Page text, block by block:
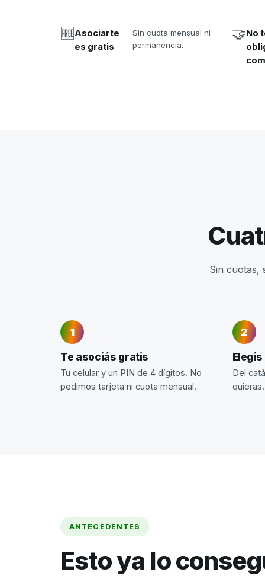
🆓Asociarte
es gratis
Sin cuota mensual ni
permanencia.
🤝No
Sin cuotas,
Te asociás gratis
Tu celular y un PIN de 4 dígitos. No
pedimos tarjeta ni cuota mensual.
Del
quieras.
ANTECEDENTES
Esto ya lo